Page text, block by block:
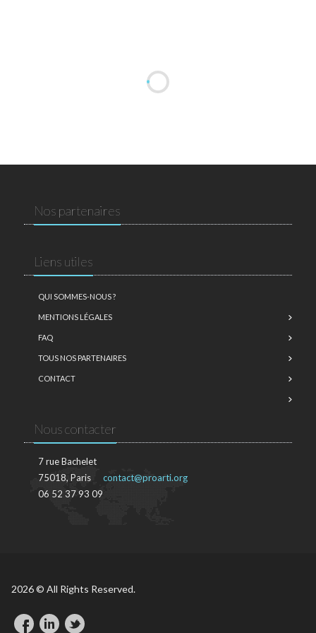
Nos partenaires
Liens utiles
QUI SOMMES-NOUS ?
MENTIONS LÉGALES
FAQ
TOUS NOS PARTENAIRES
CONTACT
Nous contacter
7 rue Bachelet
75018, Paris
06 52 37 93 09
contact@proarti.org
2026 © All Rights Reserved.